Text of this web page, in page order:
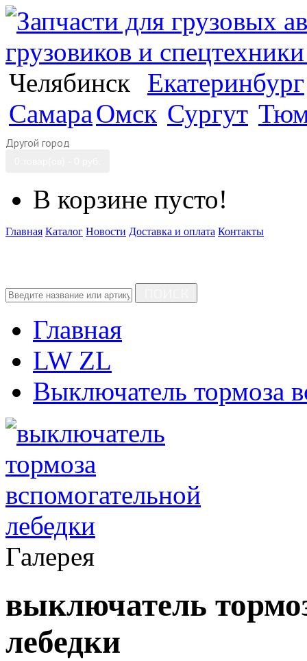
Челябинск
Екатеринбург
СамараОмск Сургут
Другой город
В корзине пусто!
Главная Каталог Новости Доставка и оплата Контакты
Главная
LW ZL
Выключатель тормоза
Галерея
выключатель
лебедки